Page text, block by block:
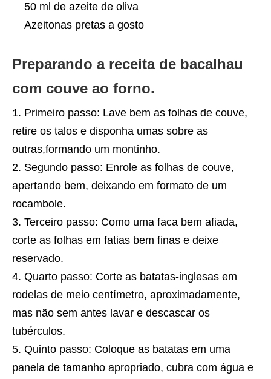
50 ml de azeite de oliva
Azeitonas pretas a gosto
Preparando a receita de bacalhau
com couve ao forno.
Primeiro passo: Lave bem as folhas de couve,
retire os talos e disponha umas sobre as
outras,formando um montinho.
Segundo passo: Enrole as folhas de couve,
apertando bem, deixando em formato de um
rocambole.
Terceiro passo: Como uma faca bem afiada,
corte as folhas em fatias bem finas e deixe
reservado.
Quarto passo: Corte as batatas-inglesas em
rodelas de meio centímetro, aproximadamente,
mas não sem antes lavar e descascar os
tubérculos.
Quinto passo: Coloque as batatas em uma
panela de tamanho apropriado, cubra com água e